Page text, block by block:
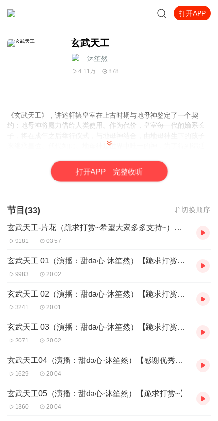
打开APP
玄武天工
沐笙然
4.11万 878
《玄武天工》，讲述轩辕皇室在上古时期与地母神鉴定了一个契
约：地母神将魔力借给人类使用。作为代价，皇室每一代的嫡系长
来继承皇位。代代如此。地母神是世界中唯一的神，为了得到绵延
佑，空前强大，魔法极度繁荣... ...欢迎您收听由
甜da心
为您演播这部作品~多多提建议哟~我们会在您的建议中不断成长~
打开APP，完整收听
节目(33) 切换顺序
玄武天工-片花（跪求打赏~希望大家多多支持~）【沐笙然是男滴~】
9181 03:57
玄武天工 01（演播：甜da心·沐笙然）【跪求打赏~】
9983 20:02
玄武天工 02（演播：甜da心·沐笙然）【跪求打赏~】
3241 20:01
玄武天工 03（演播：甜da心·沐笙然）【跪求打赏~】
2071 20:02
玄武天工04（演播：甜da心·沐笙然）【感谢优秀主播甜da心坚持做下的精良后期】
1629 20:04
玄武天工05（演播：甜da心·沐笙然）【跪求打赏~】
1360 20:04